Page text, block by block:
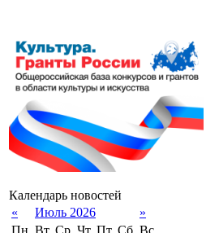
Календарь новостей
«
Июль 2026
»
Пн. Вт. Ср. Чт. Пт. Сб. Вс.